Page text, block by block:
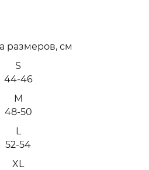
размеров, см
S
44-46
M
48-50
L
52-54
XL